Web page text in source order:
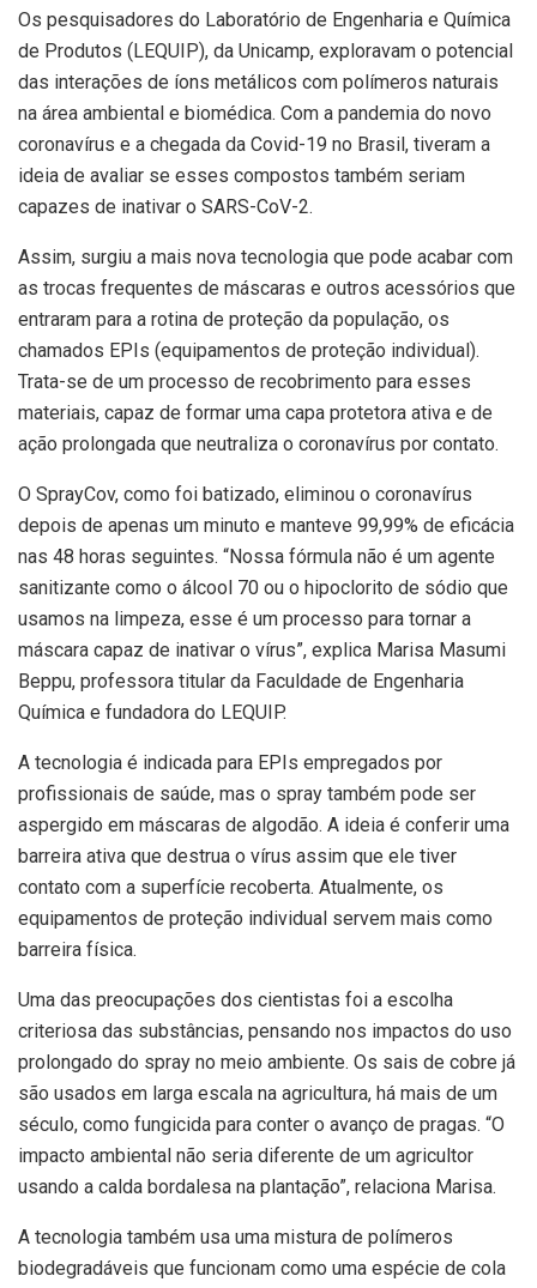
Os pesquisadores do Laboratório de Engenharia e Química
de Produtos (LEQUIP), da Unicamp, exploravam o potencial
das interações de íons metálicos com polímeros naturais
na área ambiental e biomédica. Com a pandemia do novo
coronavírus e a chegada da Covid-19 no Brasil, tiveram a
ideia de avaliar se esses compostos também seriam
capazes de inativar o SARS-CoV-2.
Assim, surgiu a mais nova tecnologia que pode acabar com
as trocas frequentes de máscaras e outros acessórios que
entraram para a rotina de proteção da população, os
chamados EPIs (equipamentos de proteção individual).
Trata-se de um processo de recobrimento para esses
materiais, capaz de formar uma capa protetora ativa e de
ação prolongada que neutraliza o coronavírus por contato.
O SprayCov, como foi batizado, eliminou o coronavírus
depois de apenas um minuto e manteve 99,99% de eficácia
nas 48 horas seguintes. “Nossa fórmula não é um agente
sanitizante como o álcool 70 ou o hipoclorito de sódio que
usamos na limpeza, esse é um processo para tornar a
máscara capaz de inativar o vírus”, explica Marisa Masumi
Beppu, professora titular da Faculdade de Engenharia
Química e fundadora do LEQUIP.
A tecnologia é indicada para EPIs empregados por
profissionais de saúde, mas o spray também pode ser
aspergido em máscaras de algodão. A ideia é conferir uma
barreira ativa que destrua o vírus assim que ele tiver
contato com a superfície recoberta. Atualmente, os
equipamentos de proteção individual servem mais como
barreira física.
Uma das preocupações dos cientistas foi a escolha
criteriosa das substâncias, pensando nos impactos do uso
prolongado do spray no meio ambiente. Os sais de cobre já
são usados em larga escala na agricultura, há mais de um
século, como fungicida para conter o avanço de pragas. “O
impacto ambiental não seria diferente de um agricultor
usando a calda bordalesa na plantação”, relaciona Marisa.
A tecnologia também usa uma mistura de polímeros
biodegradáveis que funcionam como uma espécie de cola